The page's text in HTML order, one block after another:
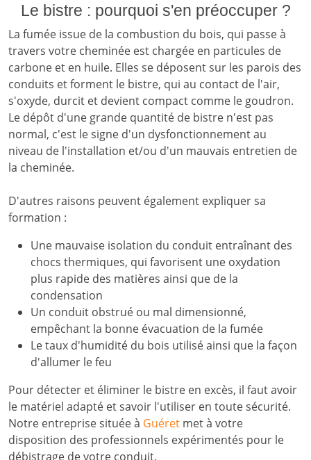
Le bistre : pourquoi s'en préoccuper ?
La fumée issue de la combustion du bois, qui passe à
travers votre cheminée est chargée en particules de
carbone et en huile. Elles se déposent sur les parois des
conduits et forment le bistre, qui au contact de l'air,
s'oxyde, durcit et devient compact comme le goudron.
Le dépôt d'une grande quantité de bistre n'est pas
normal, c'est le signe d'un dysfonctionnement au
niveau de l'installation et/ou d'un mauvais entretien de
la cheminée.
D'autres raisons peuvent également expliquer sa
formation :
Une mauvaise isolation du conduit entraînant des
chocs thermiques, qui favorisent une oxydation
plus rapide des matières ainsi que de la
condensation
Un conduit obstrué ou mal dimensionné,
empêchant la bonne évacuation de la fumée
Le taux d'humidité du bois utilisé ainsi que la façon
d'allumer le feu
Pour détecter et éliminer le bistre en excès, il faut avoir
le matériel adapté et savoir l'utiliser en toute sécurité.
Notre entreprise située à Guéret met à votre
disposition des professionnels expérimentés pour le
débistrage de votre conduit.